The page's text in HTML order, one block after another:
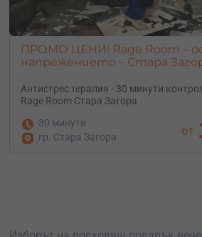
ПРОМО ЦЕНИ! Rage Room –
напрежението – Стара
Антистрес терапия - 30 минути
Rage Room Стара Загора
30 минути
гр. Стара Загора
от